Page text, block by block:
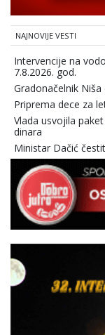
NAJNOVIJE VESTI
Intervencije na
7.8.2026. god.
Gradonačelnik
Priprema dece za
Vlada usvojila
dinara
Ministar Dačić